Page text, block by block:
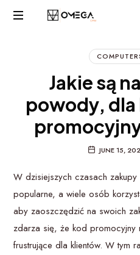
OMEGA
Jakie są
powody,
JUNE 15,
W dzisiejszych czasach zakupy
popularne, a wiele osób
aby zaoszczędzić na swoich
zdarza się, że kod promocyjny
frustrujące dla klientów. W tym